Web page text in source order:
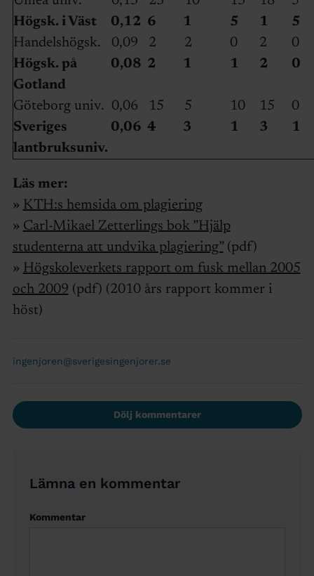
Högsk. i Väst
0,12 6 1 5 1
5
Handelshögsk.
0,09 2 2 0 2
0
Högsk. på
Gotland
0,08 2 1 1 2 0
Göteborg univ. 0,06 15 5 10 15
0
Sveriges
lantbruksuniv.
0,06 4 3 1 3 1
Läs mer:
» KTH:s hemsida om plagiering
» Carl-Mikael Zetterlings bok ”Hjälp
studenterna att undvika plagiering”(pdf)
» Högskoleverkets rapport om fusk mellan 2005
och 2009 (pdf) (2010 års rapport kommer i
höst)
ingenjoren@sverigesingenjorer.se
Dölj kommentarer
Lämna en kommentar
Kommentar